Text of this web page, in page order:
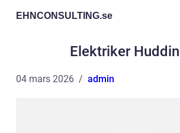
EHNCONSULTING.se
Elektriker
04 mars 2026 admin